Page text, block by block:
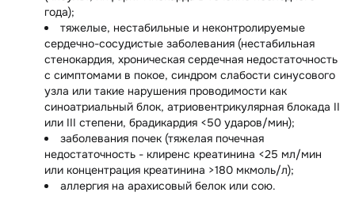
года);
тяжелые, нестабильные и неконтролируемые
сердечно-сосудистые заболевания (нестабильная
стенокардия, хроническая сердечная недостаточность
с симптомами в покое, синдром слабости синусового
узла или такие нарушения проводимости как
синоатриальный блок, атриовентрикулярная блокада II
или III степени, брадикардия <50 ударов/мин);
заболевания почек (тяжелая почечная
недостаточность - клиренс креатинина <25 мл/мин
или концентрация креатинина >180 мкмоль/л);
аллергия на арахисовый белок или сою.